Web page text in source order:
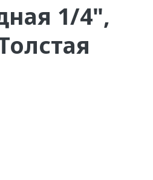
1/4",